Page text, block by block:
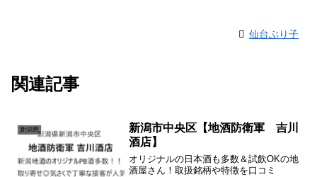
仙台ぶり子
関連記事
新潟県
新潟市中央区【地酒防衛軍 吉川
酒店】
オリジナルの日本酒も多数＆試飲OKの地
酒屋さん！取扱銘柄や特徴を口コミ